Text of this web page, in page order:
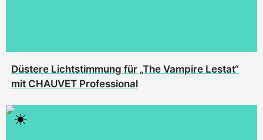
Düstere Lichtstimmung für „The Vampire Lestat“
mit CHAUVET Professional